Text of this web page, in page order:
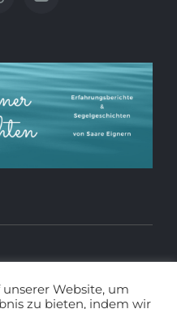
Website, um
zu bieten, indem wir